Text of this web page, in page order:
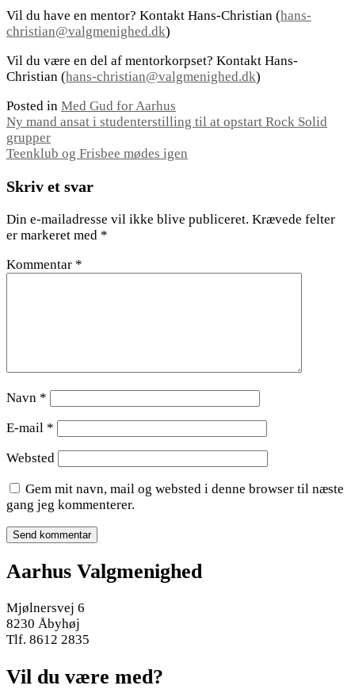
Vil du have en mentor? Kontakt Hans-Christian (hans-
christian@valgmenighed.dk)
Vil du være en del af mentorkorpset? Kontakt Hans-
Christian (hans-christian@valgmenighed.dk)
Posted in Med Gud for Aarhus
Indlægsnavigation
Ny mand ansat i studenterstilling til at opstart Rock Solid
grupper
Teenklub og Frisbee mødes igen
Skriv et svar
Din e-mailadresse vil ikke blive publiceret. Krævede felter
er markeret med *
Kommentar *
Navn *
E-mail *
Websted
Gem mit navn, mail og websted i denne browser til næste
gang jeg kommenterer.
Aarhus Valgmenighed
Mjølnersvej 6
8230 Åbyhøj
Tlf. 8612 2835
Vil du være med?